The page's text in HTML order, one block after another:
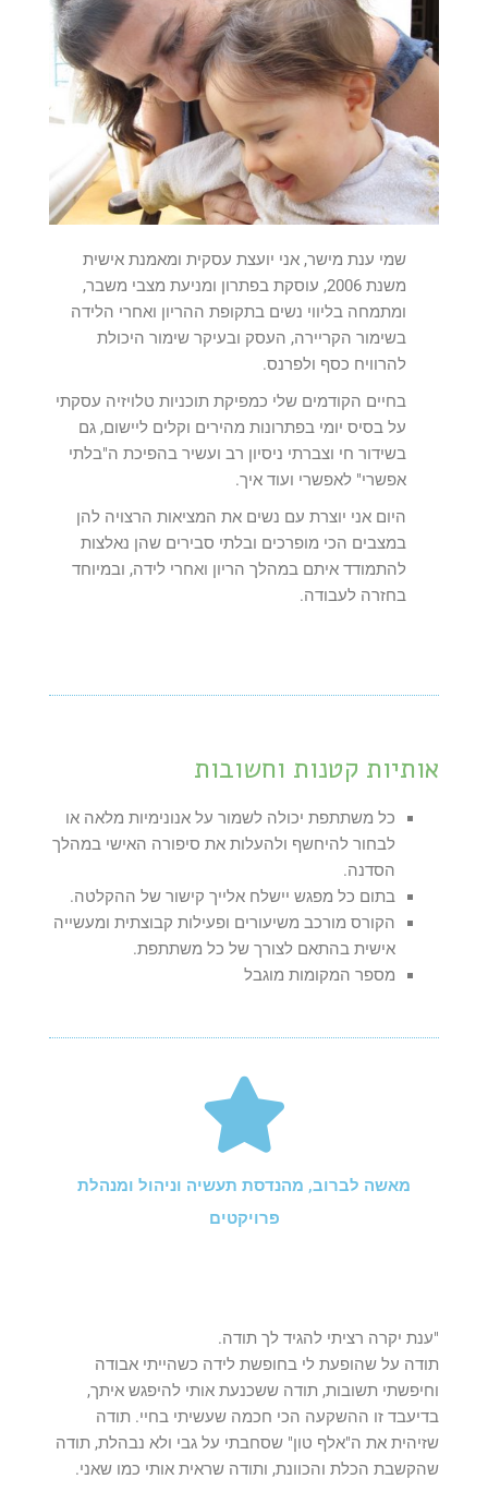
שמי ענת מישר, אני יועצת עסקית ומאמנת אישית
משנת 2006, עוסקת בפתרון ומניעת מצבי משבר,
ומתמחה בליווי נשים בתקופת ההריון ואחרי הלידה
בשימור הקריירה, העסק ובעיקר שימור היכולת
להרוויח כסף ולפרנס.
בחיים הקודמים שלי כמפיקת תוכניות טלויזיה עסקתי
על בסיס יומי בפתרונות מהירים וקלים ליישום, גם
בשידור חי וצברתי ניסיון רב ועשיר בהפיכת ה"בלתי
אפשרי" לאפשרי ועוד איך.
היום אני יוצרת עם נשים את המציאות הרצויה להן
במצבים הכי מופרכים ובלתי סבירים שהן נאלצות
להתמודד איתם במהלך הריון ואחרי לידה, ובמיוחד
בחזרה לעבודה.
אותיות קטנות וחשובות
כל משתתפת יכולה לשמור על אנונימיות מלאה או
לבחור להיחשף ולהעלות את סיפורה האישי במהלך
הסדנה.
בתום כל מפגש יישלח אלייך קישור של ההקלטה.
הקורס מורכב משיעורים ופעילות קבוצתית ומעשייה
אישית בהתאם לצורך של כל משתתפת.
מספר המקומות מוגבל
מאשה לברוב, מהנדסת תעשיה וניהול ומנהלת
פרויקטים
"ענת יקרה רציתי להגיד לך תודה.
תודה על שהופעת לי בחופשת לידה כשהייתי אבודה
וחיפשתי תשובות, תודה ששכנעת אותי להיפגש איתך,
בדיעבד זו ההשקעה הכי חכמה שעשיתי בחיי. תודה
שזיהית את ה"אלף טון" שסחבתי על גבי ולא נבהלת, תודה
שהקשבת הכלת והכוונת, ותודה שראית אותי כמו שאני.